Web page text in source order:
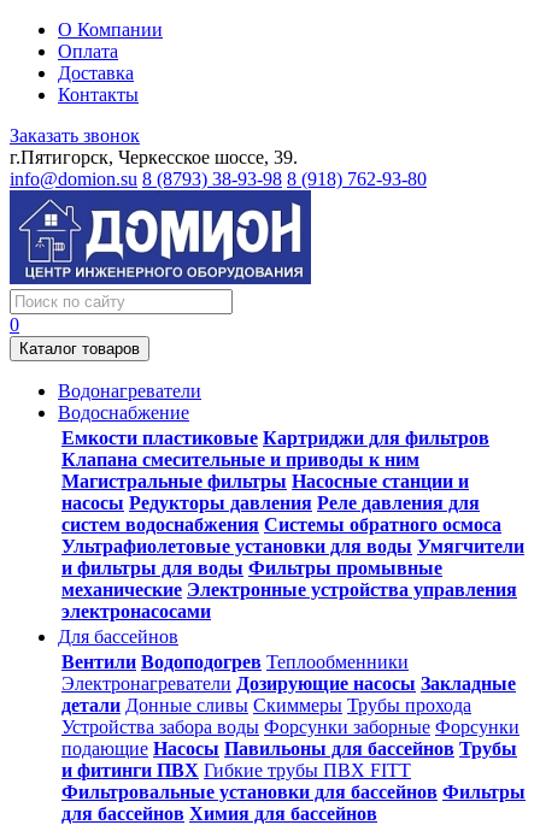
О Компании
Оплата
Доставка
Контакты
Заказать звонок
г.Пятигорск, Черкесское шоссе, 39.
info@domion.su 8 (8793) 38-93-98 8 (918) 762-93-80
0
Каталог товаров
Водонагреватели
Водоснабжение
Емкости пластиковые Картриджи для фильтров
Клапана смесительные и приводы к ним
Магистральные фильтры Насосные станции и
насосы Редукторы давления Реле давления для
систем водоснабжения Системы обратного осмоса
Ультрафиолетовые установки для воды Умягчители
и фильтры для воды Фильтры промывные
механические Электронные устройства управления
электронасосами
Для бассейнов
Вентили Водоподогрев Теплообменники
Электронагреватели Дозирующие насосы Закладные
детали Донные сливы Скиммеры Трубы прохода
Устройства забора воды Форсунки заборные Форсунки
подающие Насосы Павильоны для бассейнов Трубы
и фитинги ПВХ Гибкие трубы ПВХ FITT
Фильтровальные установки для бассейнов Фильтры
для бассейнов Химия для бассейнов